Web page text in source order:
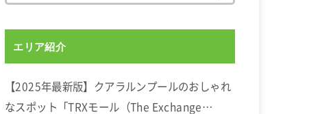
エリア紹介
【2025年最新版】クアラルンプールのおしゃれ
なスポット「TRXモール（The Exchange